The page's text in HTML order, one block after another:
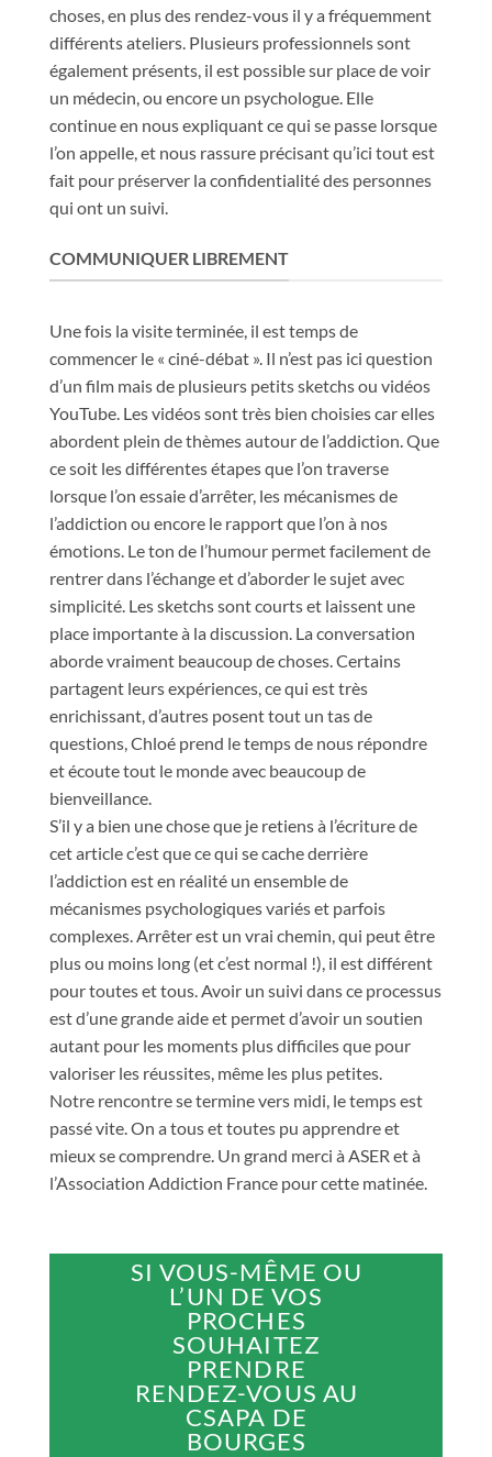
choses, en plus des rendez-vous il y a fréquemment
différents ateliers. Plusieurs professionnels sont
également présents, il est possible sur place de voir
un médecin, ou encore un psychologue. Elle
continue en nous expliquant ce qui se passe lorsque
l’on appelle, et nous rassure précisant qu’ici tout est
fait pour préserver la confidentialité des personnes
qui ont un suivi.
COMMUNIQUER LIBREMENT
Une fois la visite terminée, il est temps de
commencer le « ciné-débat ». Il n’est pas ici question
d’un film mais de plusieurs petits sketchs ou vidéos
YouTube. Les vidéos sont très bien choisies car elles
abordent plein de thèmes autour de l’addiction. Que
ce soit les différentes étapes que l’on traverse
lorsque l’on essaie d’arrêter, les mécanismes de
l’addiction ou encore le rapport que l’on à nos
émotions. Le ton de l’humour permet facilement de
rentrer dans l’échange et d’aborder le sujet avec
simplicité. Les sketchs sont courts et laissent une
place importante à la discussion. La conversation
aborde vraiment beaucoup de choses. Certains
partagent leurs expériences, ce qui est très
enrichissant, d’autres posent tout un tas de
questions, Chloé prend le temps de nous répondre
et écoute tout le monde avec beaucoup de
bienveillance.
S’il y a bien une chose que je retiens à l’écriture de
cet article c’est que ce qui se cache derrière
l’addiction est en réalité un ensemble de
mécanismes psychologiques variés et parfois
complexes. Arrêter est un vrai chemin, qui peut être
plus ou moins long (et c’est normal !), il est différent
pour toutes et tous. Avoir un suivi dans ce processus
est d’une grande aide et permet d’avoir un soutien
autant pour les moments plus difficiles que pour
valoriser les réussites, même les plus petites.
Notre rencontre se termine vers midi, le temps est
passé vite. On a tous et toutes pu apprendre et
mieux se comprendre. Un grand merci à ASER et à
l’Association Addiction France pour cette matinée.
SI VOUS-MÊME OU
L’UN DE VOS
PROCHES
SOUHAITEZ
PRENDRE
RENDEZ-VOUS AU
CSAPA DE
BOURGES